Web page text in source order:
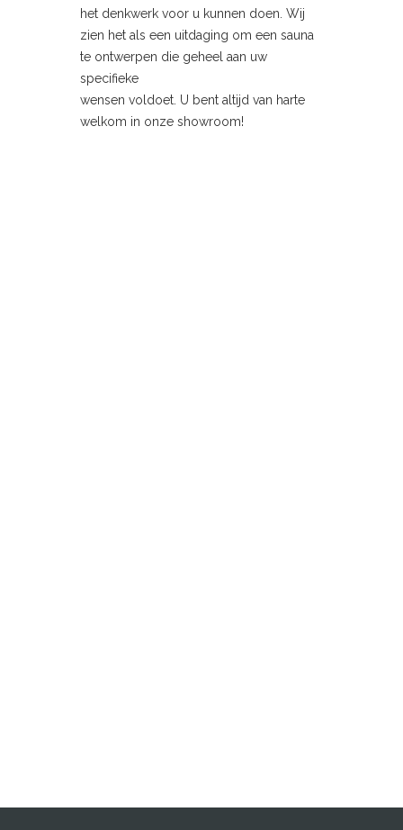
het denkwerk voor u kunnen doen. Wij
zien het als een uitdaging om een sauna
te ontwerpen die geheel aan uw
specifieke
wensen voldoet. U bent altijd van harte
welkom in onze showroom!